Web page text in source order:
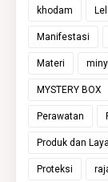
khodam
Manifestasi
Materi
MYSTERY BOX
Perawatan
Produk dan
Proteksi